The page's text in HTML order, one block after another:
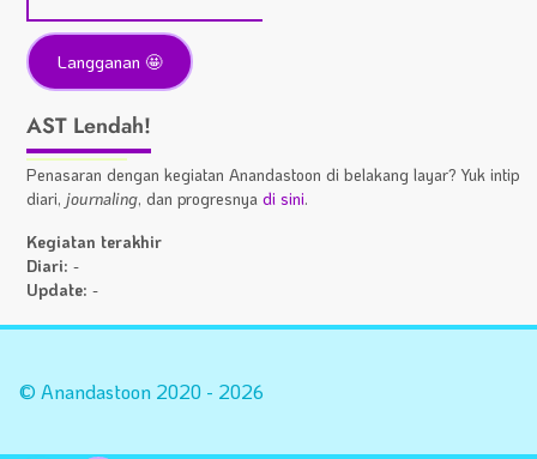
AST Lendah!
Penasaran dengan kegiatan Anandastoon di belakang layar? Yuk intip
diari, journaling, dan progresnyadi sini.
Kegiatan terakhir
Diari:-
Update:-
Statistik
© Anandastoon 2020 - 2026